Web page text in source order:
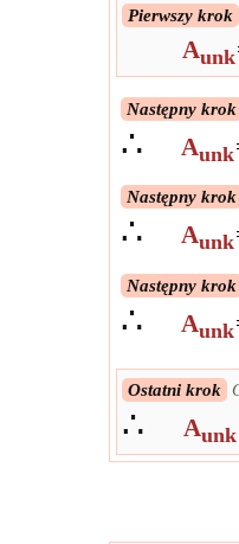
Pierwszy krok
Aunk
Następny krok
∴ Aunk
Następny krok
∴ Aunk
Następny krok
∴ Aunk
Ostatni krok
∴ Aunk